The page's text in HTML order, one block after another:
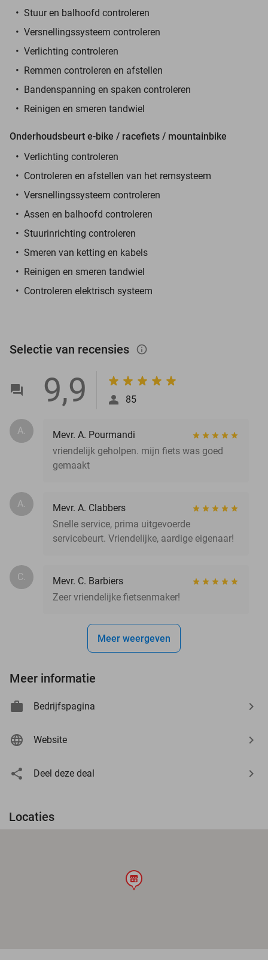
Stuur en balhoofd controleren
Versnellingssysteem controleren
Verlichting controleren
Remmen controleren en afstellen
Bandenspanning en spaken controleren
Reinigen en smeren tandwiel
Onderhoudsbeurt e-bike / racefiets / mountainbike
Verlichting controleren
Controleren en afstellen van het remsysteem
Versnellingssysteem controleren
Assen en balhoofd controleren
Stuurinrichting controleren
Smeren van ketting en kabels
Reinigen en smeren tandwiel
Controleren elektrisch systeem
Selectie van recensies info_outlined
9,9 85
A.
Mevr. A. Pourmandi
vriendelijk geholpen. mijn fiets was goed
gemaakt
A.
Mevr. A. Clabbers
Snelle service, prima uitgevoerde
servicebeurt. Vriendelijke, aardige eigenaar!
C.
Mevr. C. Barbiers
Zeer vriendelijke fietsenmaker!
Meer weergeven
Meer informatie
Bedrijfspagina
Website
Deel deze deal
Locaties
store